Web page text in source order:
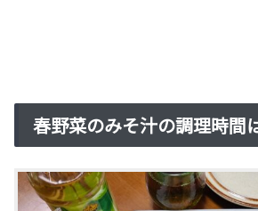
春野菜のみそ汁の調理時間